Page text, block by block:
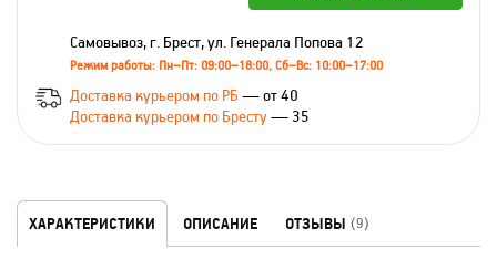
Самовывоз, г. Брест, ул. Генерала Попова 12
Режим работы: Пн–Пт: 09:00–18:00, Сб–Вс: 10:00–17:00
Доставка курьером по РБ — от 40
Доставка курьером по Бресту— 35
ХАРАКТЕРИСТИКИ ОПИСАНИЕ ОТЗЫВЫ (9)